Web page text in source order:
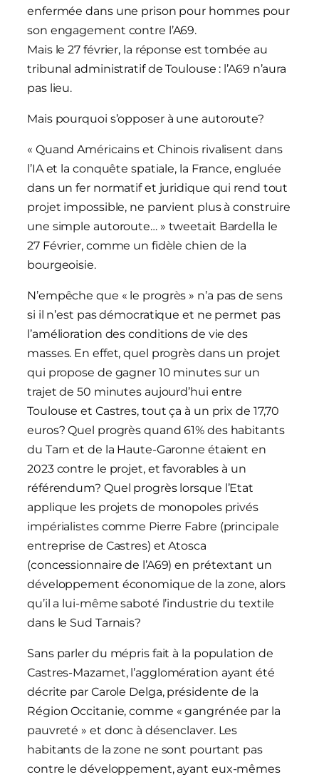
enfermée dans une prison pour hommes pour
son engagement contre l’A69.
Mais le 27 février, la réponse est tombée au
tribunal administratif de Toulouse : l’A69 n’aura
pas lieu.
Mais pourquoi s’opposer à une autoroute?
« Quand Américains et Chinois rivalisent dans
l’IA et la conquête spatiale, la France, engluée
dans un fer normatif et juridique qui rend tout
projet impossible, ne parvient plus à construire
une simple autoroute… » tweetait Bardella le
27 Février, comme un fidèle chien de la
bourgeoisie.
N’empêche que « le progrès » n’a pas de sens
si il n’est pas démocratique et ne permet pas
l’amélioration des conditions de vie des
masses. En effet, quel progrès dans un projet
qui propose de gagner 10 minutes sur un
trajet de 50 minutes aujourd’hui entre
Toulouse et Castres, tout ça à un prix de 17,70
euros? Quel progrès quand 61% des habitants
du Tarn et de la Haute-Garonne étaient en
2023 contre le projet, et favorables à un
référendum? Quel progrès lorsque l’Etat
applique les projets de monopoles privés
impérialistes comme Pierre Fabre (principale
entreprise de Castres) et Atosca
(concessionnaire de l’A69) en prétextant un
développement économique de la zone, alors
qu’il a lui-même saboté l’industrie du textile
dans le Sud Tarnais?
Sans parler du mépris fait à la population de
Castres-Mazamet, l’agglomération ayant été
décrite par Carole Delga, présidente de la
Région Occitanie, comme « gangrénée par la
pauvreté » et donc à désenclaver. Les
habitants de la zone ne sont pourtant pas
contre le développement, ayant eux-mêmes